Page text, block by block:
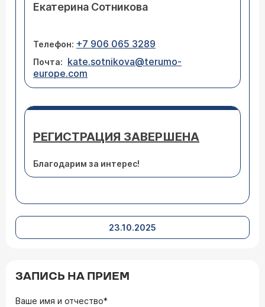
Екатерина Сотникова
Телефон: +7 906 065 3289
Почта: kate.sotnikova@terumo-
europe.com
РЕГИСТРАЦИЯ ЗАВЕРШЕНА
Благодарим за интерес!
23.10.2025
ЗАПИСЬ НА ПРИЕМ
Ваше имя и отчество*